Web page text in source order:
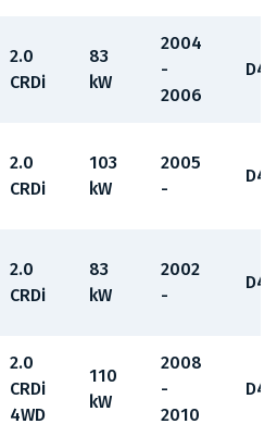
2.0
CRDi
83
kW
2004
-
2006
2.0
CRDi
103
kW
2005
-
2.0
CRDi
83
kW
2002
-
2.0
CRDi
4WD
110
kW
2008
-
2010